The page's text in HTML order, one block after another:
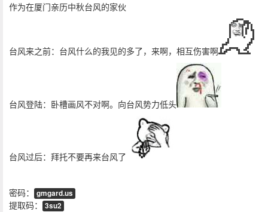
作为在厦门亲历中秋台风的家伙
台风来之前：台风什么的我见的多了，来啊，相互伤害啊
台风登陆：卧槽画风不对啊。向台风势力低头
台风过后：拜托不要再来台风了
密码： gmgard.us
提取码： 3su2